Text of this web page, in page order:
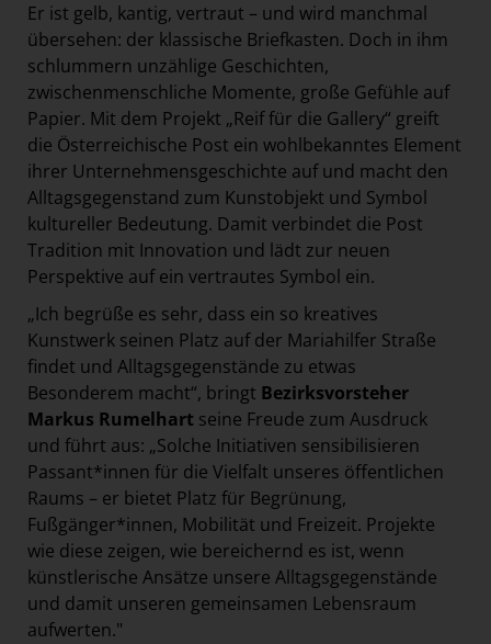
Er ist gelb, kantig, vertraut – und wird manchmal
übersehen: der klassische Briefkasten. Doch in ihm
schlummern unzählige Geschichten,
zwischenmenschliche Momente, große Gefühle auf
Papier. Mit dem Projekt „Reif für die Gallery“ greift
die Österreichische Post ein wohlbekanntes Element
ihrer Unternehmensgeschichte auf und macht den
Alltagsgegenstand zum Kunstobjekt und Symbol
kultureller Bedeutung. Damit verbindet die Post
Tradition mit Innovation und lädt zur neuen
Perspektive auf ein vertrautes Symbol ein.
„Ich begrüße es sehr, dass ein so kreatives
Kunstwerk seinen Platz auf der Mariahilfer Straße
findet und Alltagsgegenstände zu etwas
Besonderem macht“, bringt Bezirksvorsteher
Markus Rumelhart seine Freude zum Ausdruck
und führt aus: „Solche Initiativen sensibilisieren
Passant*innen für die Vielfalt unseres öffentlichen
Raums – er bietet Platz für Begrünung,
Fußgänger*innen, Mobilität und Freizeit. Projekte
wie diese zeigen, wie bereichernd es ist, wenn
künstlerische Ansätze unsere Alltagsgegenstände
und damit unseren gemeinsamen Lebensraum
aufwerten."